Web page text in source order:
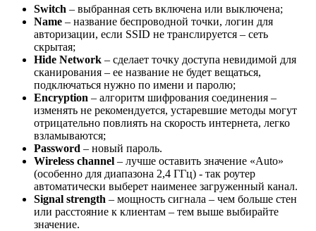
Switch – выбранная сеть включена или выключена;
Name – название беспроводной точки, логин для
авторизации, если SSID не транслируется – сеть
скрытая;
Hide Network – сделает точку доступа невидимой для
сканирования – ее название не будет вещаться,
подключаться нужно по имени и паролю;
Encryption – алгоритм шифрования соединения –
изменять не рекомендуется, устаревшие методы могут
отрицательно повлиять на скорость интернета, легко
взламываются;
Password – новый пароль.
Wireless channel – лучше оставить значение «Auto»
(особенно для диапазона 2,4 ГГц) - так роутер
автоматически выберет наименее загруженный канал.
Signal strength – мощность сигнала – чем больше стен
или расстояние к клиентам – тем выше выбирайте
значение.